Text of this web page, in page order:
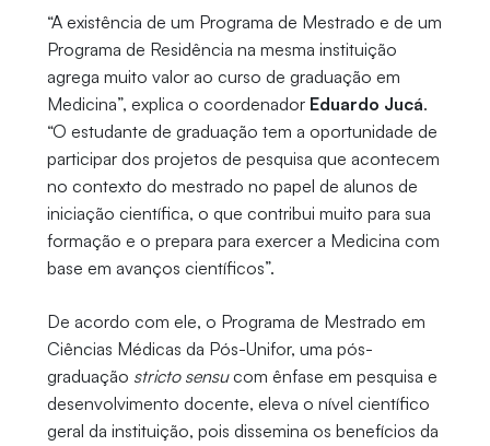
“A existência de um Programa de Mestrado e de um
Programa de Residência na mesma instituição
agrega muito valor ao curso de graduação em
Medicina”, explica o coordenador Eduardo Jucá.
“O estudante de graduação tem a oportunidade de
participar dos projetos de pesquisa que acontecem
no contexto do mestrado no papel de alunos de
iniciação científica, o que contribui muito para sua
formação e o prepara para exercer a Medicina com
base em avanços científicos”.
De acordo com ele, o Programa de Mestrado em
Ciências Médicas da Pós-Unifor, uma pós-
graduação stricto sensucom ênfase em pesquisa e
desenvolvimento docente, eleva o nível científico
geral da instituição, pois dissemina os benefícios da